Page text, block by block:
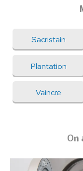
Sacristain
Plantation
Vaincre
On